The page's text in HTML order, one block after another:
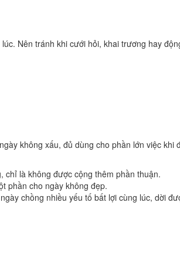
Nên tránh khi cưới hỏi, khai trương hay
không xấu, đủ dùng cho phần lớn việc khi
chỉ là không được cộng thêm phần thuận.
phần cho ngày không đẹp.
chồng nhiều yếu tố bất lợi cùng lúc, dời